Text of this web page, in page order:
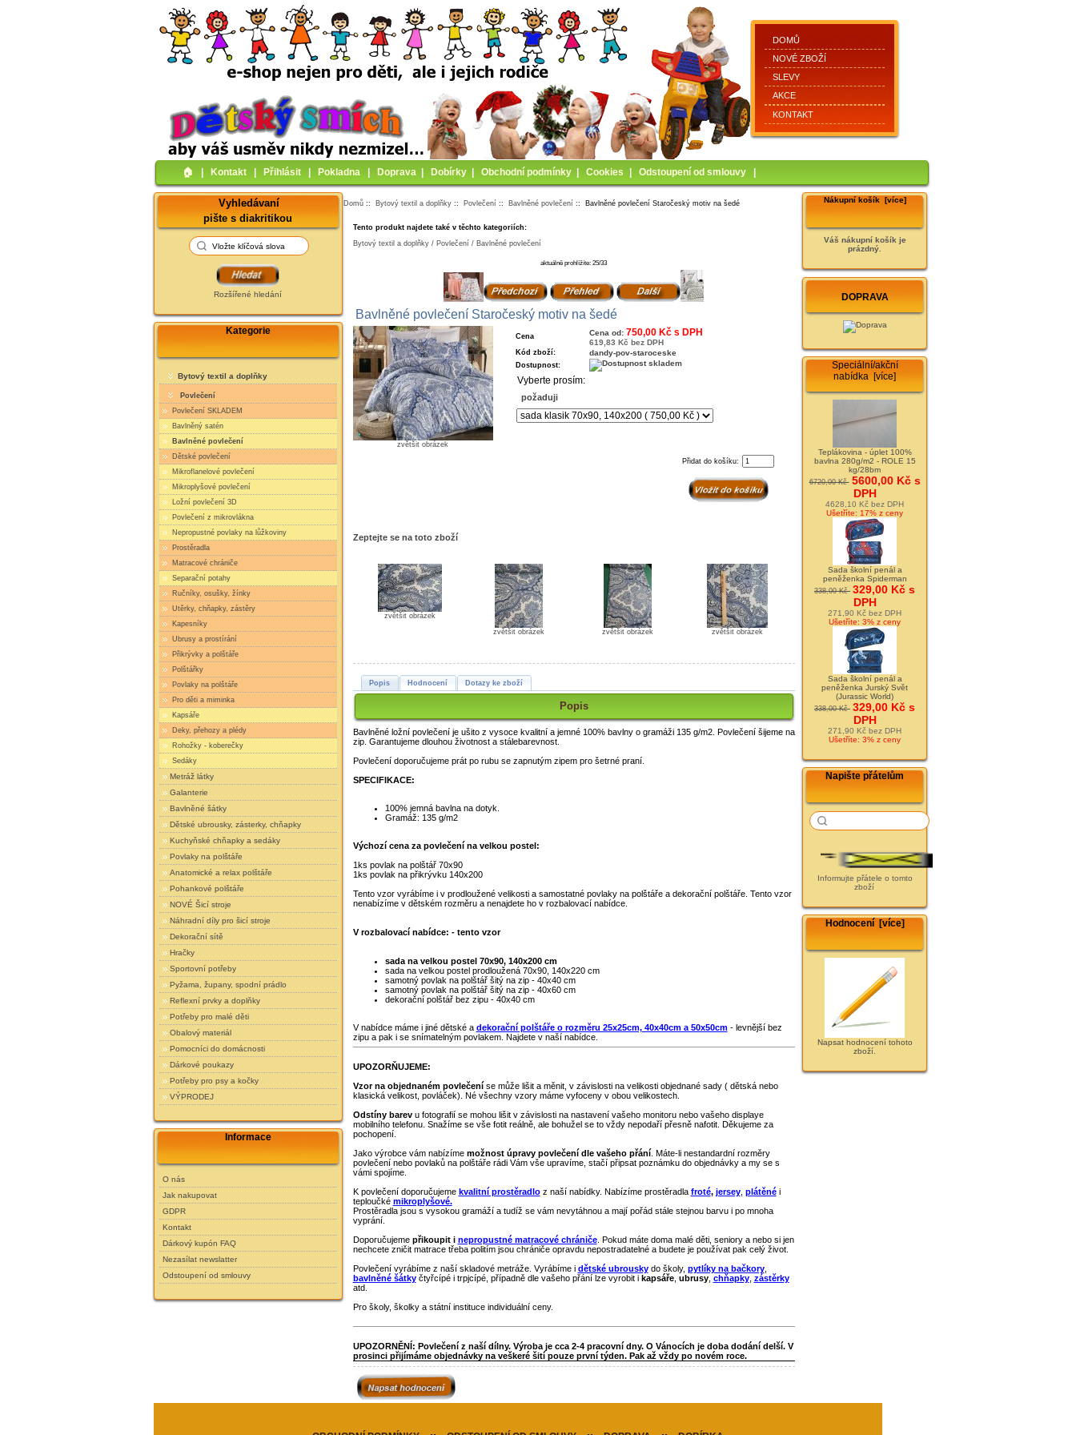
DOMŮ
NOVÉ ZBOŽÍ
SLEVY
AKCE
KONTAKT
🏠︎ Kontakt Přihlásit Pokladna Doprava Dobírky Obchodní podmínky Cookies Odstoupení od smlouvy
Vyhledávaní
pište s diakritikou
Rozšířené hledání
Kategorie
Bytový textil a doplňky
Povlečení
Povlečení SKLADEM
Bavlněný satén
Bavlněné povlečení
Dětské povlečení
Mikroflanelové povlečení
Mikroplyšové povlečení
Ložní povlečení 3D
Povlečení z mikrovlákna
Nepropustné povlaky na lůžkoviny
Prostěradla
Matracové chrániče
Separační potahy
Ručníky, osušky, žínky
Utěrky, chňapky, zástěry
Kapesníky
Ubrusy a prostírání
Přikrývky a polštáře
Polštářky
Povlaky na polštáře
Pro děti a miminka
Kapsáře
Deky, přehozy a plédy
Rohožky - koberečky
Sedáky
Metráž látky
Galanterie
Bavlněné šátky
Dětské ubrousky, zásterky, chňapky
Kuchyňské chňapky a sedáky
Povlaky na polštáře
Anatomické a relax polštáře
Pohankové polštáře
NOVÉ Šicí stroje
Náhradní díly pro šicí stroje
Dekorační sítě
Hračky
Sportovní potřeby
Pyžama, župany, spodní prádlo
Reflexní prvky a doplňky
Potřeby pro malé děti
Obalový materiál
Pomocníci do domácnosti
Dárkové poukazy
Potřeby pro psy a kočky
VÝPRODEJ
Informace
O nás
Jak nakupovat
GDPR
Kontakt
Dárkový kupón FAQ
Nezasílat newslatter
Odstoupení od smlouvy
Domů :: Bytový textil a doplňky :: Povlečení :: Bavlněné povlečení :: Bavlněné povlečení Staročeský motiv na šedé
Tento produkt najdete také v těchto kategoriích:
Bytový textil a doplňky / Povlečení / Bavlněné povlečení
aktuálně prohlížíte: 25/33
Bavlněné povlečení Staročeský motiv na šedé
zvětšit obrázek
Cena Cena od:750,00 Kč s DPH
619,83 Kč bez DPH
Kód zboží: dandy-pov-staroceske
Dostupnost:
Vyberte prosím:
požaduji
Přidat do košíku:
Zeptejte se na toto zboží
zvětšit obrázek
zvětšit obrázek
zvětšit obrázek zvětšit obrázek
Popis Hodnocení Dotazy ke zboží
Popis
Bavlněné ložní povlečení je ušito z vysoce kvalitní a jemné 100% bavlny o gramáži 135 g/m2. Povlečení šijeme na
zip. Garantujeme dlouhou životnost a stálebarevnost.
Povlečení doporučujeme prát po rubu se zapnutým zipem pro šetrné praní.
SPECIFIKACE:
100% jemná bavlna na dotyk.
Gramáž: 135 g/m2
Výchozí cena za povlečení na velkou postel:
1ks povlak na polštář 70x90
1ks povlak na přikrývku 140x200
Tento vzor vyrábíme i v prodloužené velikosti a samostatné povlaky na polštáře a dekorační polštáře. Tento vzor
nenabízíme v dětském rozměru a nenajdete ho v rozbalovací nabídce.
V rozbalovací nabídce: - tento vzor
sada na velkou postel 70x90, 140x200 cm
sada na velkou postel prodloužená 70x90, 140x220 cm
samotný povlak na polštář šitý na zip - 40x40 cm
samotný povlak na polštář šitý na zip - 40x60 cm
dekorační polštář bez zipu - 40x40 cm
V nabídce máme i jiné dětské a dekorační polštáře o rozměru 25x25cm, 40x40cm a 50x50cm- levnější bez
zipu a pak i se snímatelným povlakem. Najdete v naší nabídce.
UPOZORŇUJEME:
Vzor na objednaném povlečeníse může lišit a měnit, v závislosti na velikosti objednané sady ( dětská nebo
klasická velikost, povláček). Né všechny vzory máme vyfoceny v obou velikostech.
Odstíny barevu fotografií se mohou lišit v závislosti na nastavení vašeho monitoru nebo vašeho displaye
mobilního telefonu. Snažíme se vše fotit reálně, ale bohužel se to vždy nepodaří přesně nafotit. Děkujeme za
pochopení.
Jako výrobce vám nabízíme možnost úpravy povlečení dle vašeho přání. Máte-li nestandardní rozměry
povlečení nebo povlaků na polštáře rádi Vám vše upravíme, stačí připsat poznámku do objednávky a my se s
vámi spojíme.
K povlečení doporučujeme kvalitní prostěradloz naší nabídky. Nabízíme prostěradla froté, jersey, plátěnéi
teploučké mikroplyšové.
Prostěradla jsou s vysokou gramáží a tudíž se vám nevytáhnou a mají pořád stále stejnou barvu i po mnoha
vyprání.
Doporučujemepřikoupit i nepropustné matracové chrániče. Pokud máte doma malé děti, seniory a nebo si jen
nechcete zničit matrace třeba politím jsou chrániče opravdu nepostradatelné a budete je používat pak celý život.
Povlečení vyrábíme z naší skladové metráže. Vyrábíme i dětské ubrouskydo školy, pytlíky na bačkory,
bavlněné šátkyčtyřcípé i trpjcípé, případně dle vašeho přání lze vyrobit i kapsáře, ubrusy, chňapky, zástěrky
atd.
Pro školy, školky a státní instituce individuální ceny.
UPOZORNĚNÍ: Povlečení z naší dílny. Výroba je cca 2-4 pracovní dny. O Vánocích je doba dodání delší. V
prosinci přijímáme objednávky na veškeré šití pouze první týden. Pak až vždy po novém roce.
Nákupní košík [více]
Váš nákupní košík je
prázdný.
DOPRAVA
Speciální/akční
nabídka [více]
Teplákovina - úplet 100%
bavlna 280g/m2 - ROLE 15
kg/28bm
6720,00 Kč 5600,00 Kč s
DPH
4628,10 Kč bez DPH
Ušetříte: 17% z ceny
Sada školní penál a
peněženka Spiderman
338,00 Kč 329,00 Kč s
DPH
271,90 Kč bez DPH
Ušetříte: 3% z ceny
Sada školní penál a
peněženka Jurský Svět
(Jurassic World)
338,00 Kč 329,00 Kč s
DPH
271,90 Kč bez DPH
Ušetříte: 3% z ceny
Napište přátelům
Informujte přátele o tomto
zboží
Hodnocení [více]
Napsat hodnocení tohoto
zboží.